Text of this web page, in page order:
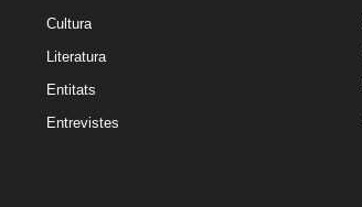
Cultura
Literatura
Entitats
Entrevistes